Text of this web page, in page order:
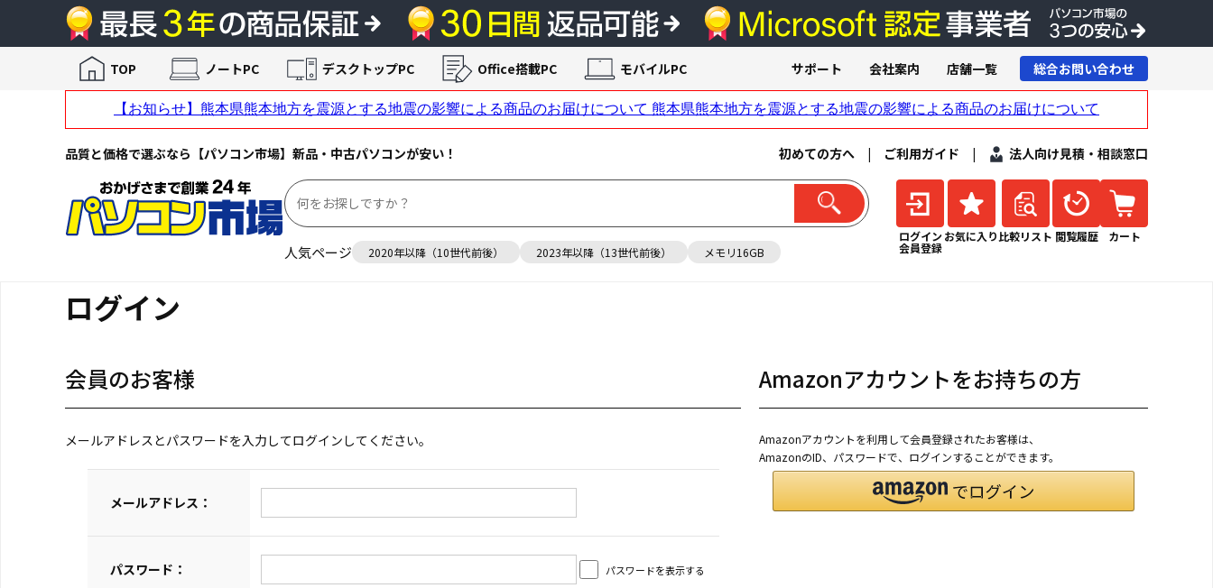
品質と価格で選ぶなら【パソコン市場】新品・中古パソコンが安い！ 初めての方へ | ご利用ガイド | 法人向け見積・相談窓口
人気ページ 2020年以降（10世代前後） 2023年以降（13世代前後） メモリ16GB
ログイン
会員登録
お気に入り 比較リスト 閲覧履歴 カート
TOP ノートPC デスクトップPC Office搭載PC モバイルPC サポート 会社案内 店舗一覧 総合お問い合わせ
ログイン
会員のお客様
メールアドレスとパスワードを入力してログインしてください。
メールアドレス：
パスワード： パスワードを表示する
Amazonアカウントをお持ちの方
Amazonアカウントを利用して会員登録されたお客様は、
AmazonのID、パスワードで、ログインすることができます。